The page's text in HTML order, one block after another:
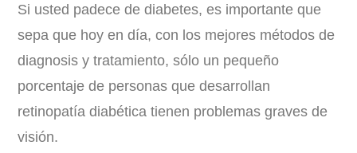
Si usted padece de diabetes, es importante que
sepa que hoy en día, con los mejores métodos de
diagnosis y tratamiento, sólo un pequeño
porcentaje de personas que desarrollan
retinopatía diabética tienen problemas graves de
visión.